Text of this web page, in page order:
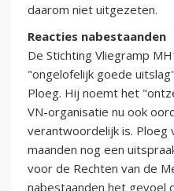
daarom niet uitgezeten.
Reacties nabestaanden
De Stichting Vliegramp
"ongelofelijk goede
Ploeg. Hij noemt het
VN-organisatie nu ook
verantwoordelijk is. Ploeg
maanden nog een
voor de Rechten van de
nabestaanden het gevoel